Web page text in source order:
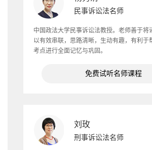
民事诉讼法名师
中国政法大学民事诉讼法教授。老师善于将
以有效串联，思路清晰，生动有趣，有利于
考点进行全面记忆与巩固。
免费试听名师课程
刘玫
刑事诉讼法名师